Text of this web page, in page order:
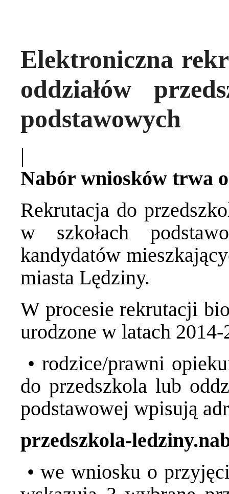
Elektroniczna
oddziałów
podstawowych
|
Nabór wniosków trwa
Rekrutacja do
w szkołach
kandydatów
miasta Lędziny.
W procesie rekrutacji
urodzone w latach 2014-
• rodzice/prawni
do przedszkola lub
podstawowej wpisują
przedszkola-
• we wniosku o